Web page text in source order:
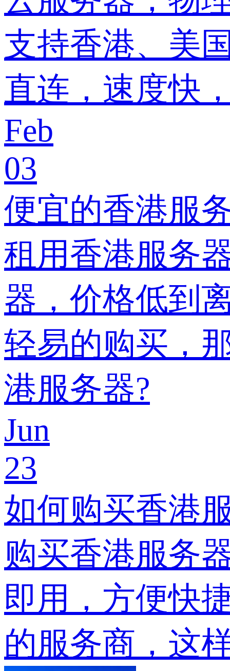
支持香港、美
直连，速度快
Feb
03
便宜的香港服
租用香港服务
器，价格低到
轻易的购买，
港服务器?
Jun
23
如何购买香港
购买香港服务
即用，方便快
的服务商，这